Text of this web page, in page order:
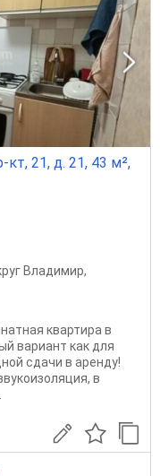
21, д. 21, 43 м²,
Владимир,
квартира в
вариант как для
сдачи в аренду!
в